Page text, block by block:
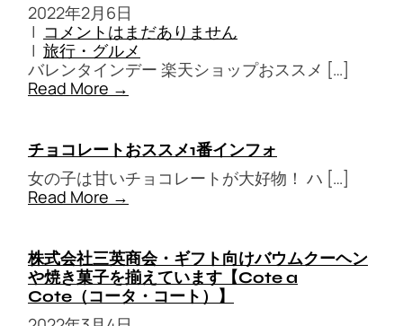
2022年2月6日
| コメントはまだありません
| 旅行・グルメ
バレンタインデー 楽天ショップおススメ […]
Read More →
チョコレートおススメ1番インフォ
女の子は甘いチョコレートが大好物！ ハ […]
Read More →
株式会社三英商会・ギフト向けバウムクーヘン
や焼き菓子を揃えています【Cote a
Cote（コータ・コート）】